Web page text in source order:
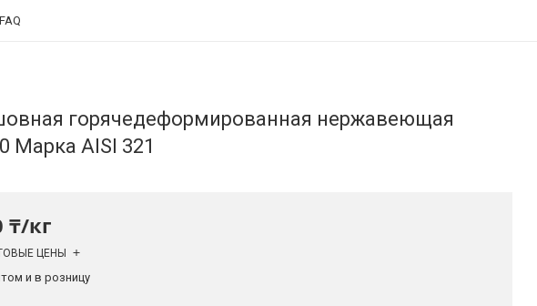
FAQ
горячедеформированная нержавеющая
Марка AISI 321
₸/кг
ЦЕНЫ
и в розницу